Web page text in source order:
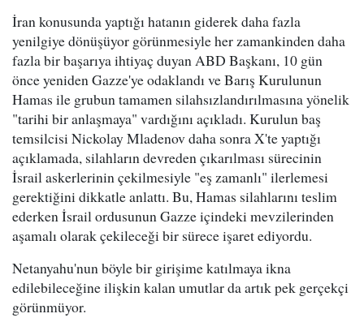
İran konusunda yaptığı hatanın giderek daha fazla
yenilgiye dönüşüyor görünmesiyle her zamankinden daha
fazla bir başarıya ihtiyaç duyan ABD Başkanı, 10 gün
önce yeniden Gazze'ye odaklandı ve Barış Kurulunun
Hamas ile grubun tamamen silahsızlandırılmasına yönelik
"tarihi bir anlaşmaya" vardığını açıkladı. Kurulun baş
temsilcisi Nickolay Mladenov daha sonra X'te yaptığı
açıklamada, silahların devreden çıkarılması sürecinin
İsrail askerlerinin çekilmesiyle "eş zamanlı" ilerlemesi
gerektiğini dikkatle anlattı. Bu, Hamas silahlarını teslim
ederken İsrail ordusunun Gazze içindeki mevzilerinden
aşamalı olarak çekileceği bir sürece işaret ediyordu.
Netanyahu'nun böyle bir girişime katılmaya ikna
edilebileceğine ilişkin kalan umutlar da artık pek gerçekçi
görünmüyor.